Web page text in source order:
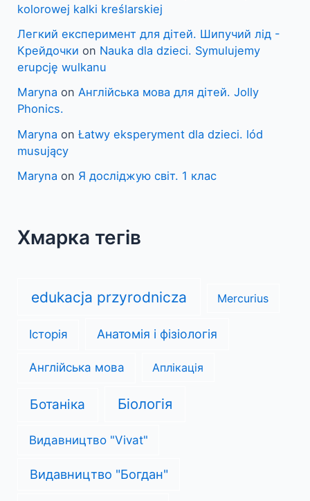
kolorowej kalki kreślarskiej
Легкий експеримент для дітей. Шипучий лід -
Крейдочки on Nauka dla dzieci. Symulujemy
erupcję wulkanu
Maryna onАнглійська мова для дітей. Jolly
Phonics.
Maryna onŁatwy eksperyment dla dzieci. lód
musujący
Maryna on Я досліджую світ. 1 клас
Хмарка тегів
edukacja przyrodnicza Mercurius
Історія Анатомія і фізіологія
Англійська мова Аплікація
Ботаніка Біологія
Видавництво "Vivat"
Видавництво "Богдан"